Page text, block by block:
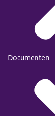
Documenten